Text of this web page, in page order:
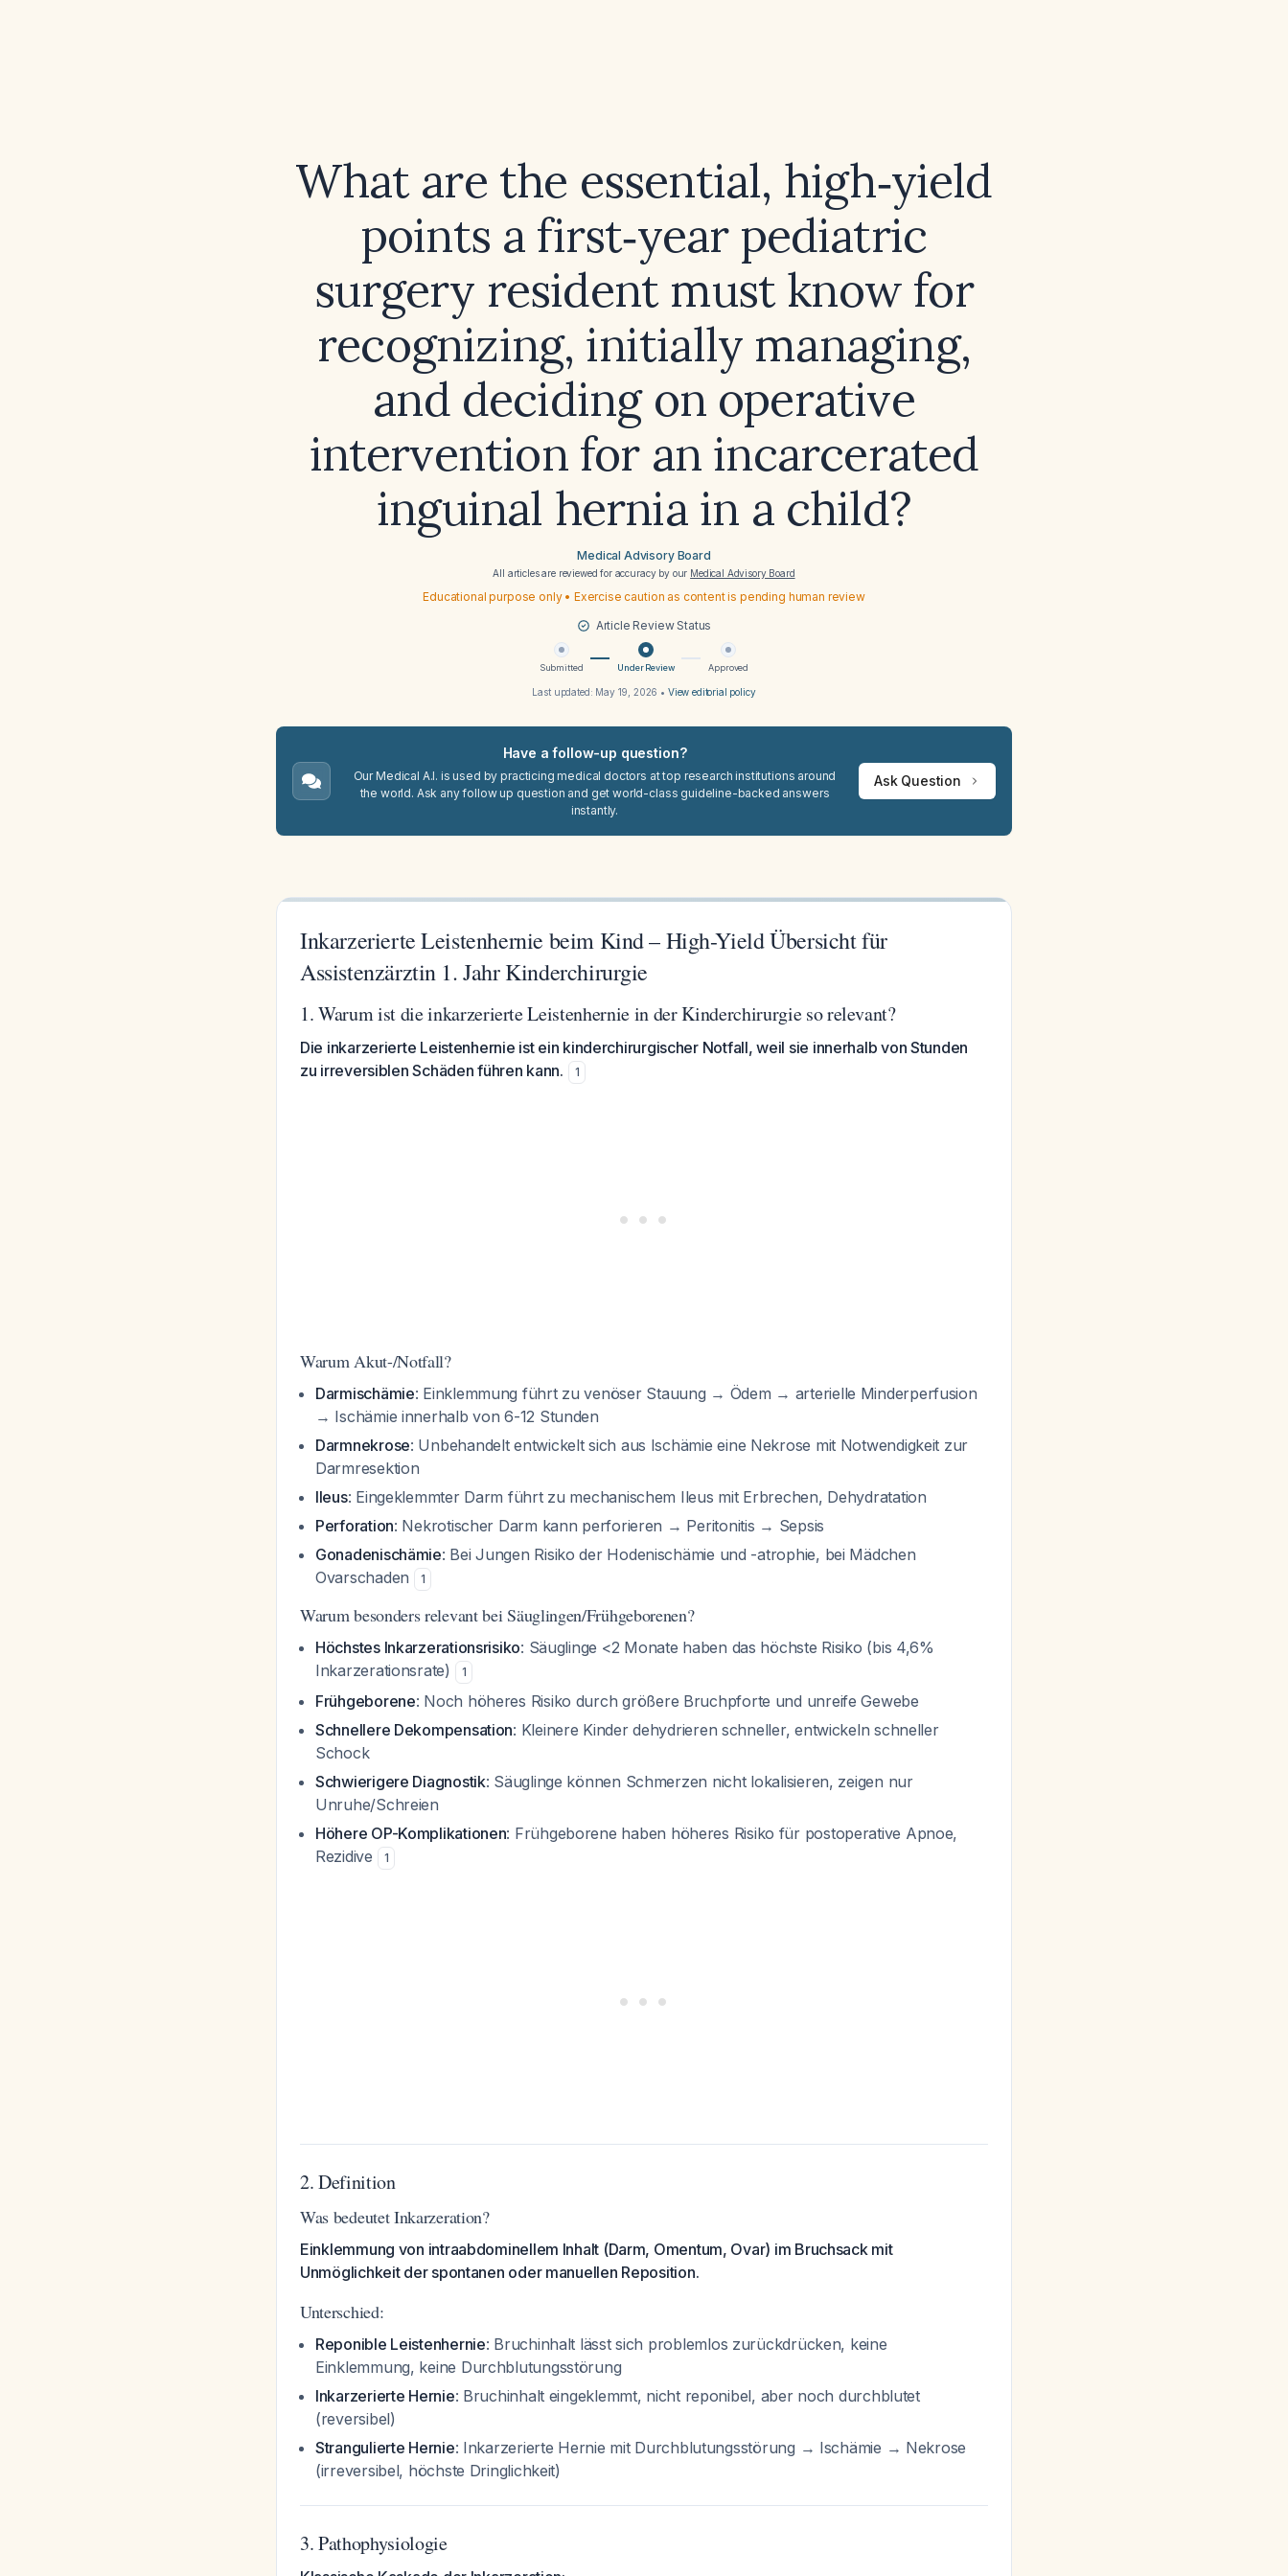
What are the essential, high‑yield
points a first‑year pediatric
surgery resident must know for
recognizing, initially managing,
and deciding on operative
intervention for an incarcerated
inguinal hernia in a child?
Medical Advisory Board
All articles are reviewed for accuracy by our Medical Advisory Board
Educational purpose only • Exercise caution as content is pending human review
Article Review Status
Submitted Under Review Approved
Last updated: May 19, 2026 • View editorial policy
Have a follow-up question?
Our Medical A.I. is used by practicing medical doctors at top research institutions around
the world. Ask any follow up question and get world-class guideline-backed answers
instantly.
Ask Question
Inkarzerierte Leistenhernie beim Kind – High-Yield Übersicht für
Assistenzärztin 1. Jahr Kinderchirurgie
1. Warum ist die inkarzerierte Leistenhernie in der Kinderchirurgie so relevant?
Die inkarzerierte Leistenhernie ist ein kinderchirurgischer Notfall, weil sie innerhalb von Stunden
zu irreversiblen Schäden führen kann.
1
Warum Akut-/Notfall?
Darmischämie: Einklemmung führt zu venöser Stauung → Ödem → arterielle Minderperfusion
→ Ischämie innerhalb von 6-12 Stunden
Darmnekrose: Unbehandelt entwickelt sich aus Ischämie eine Nekrose mit Notwendigkeit zur
Darmresektion
Ileus: Eingeklemmter Darm führt zu mechanischem Ileus mit Erbrechen, Dehydratation
Perforation: Nekrotischer Darm kann perforieren → Peritonitis → Sepsis
Gonadenischämie: Bei Jungen Risiko der Hodenischämie und -atrophie, bei Mädchen
Ovarschaden
1
Warum besonders relevant bei Säuglingen/Frühgeborenen?
Höchstes Inkarzerationsrisiko: Säuglinge <2 Monate haben das höchste Risiko (bis 4,6%
Inkarzerationsrate)
1
Frühgeborene: Noch höheres Risiko durch größere Bruchpforte und unreife Gewebe
Schnellere Dekompensation: Kleinere Kinder dehydrieren schneller, entwickeln schneller
Schock
Schwierigere Diagnostik: Säuglinge können Schmerzen nicht lokalisieren, zeigen nur
Unruhe/Schreien
Höhere OP-Komplikationen: Frühgeborene haben höheres Risiko für postoperative Apnoe,
Rezidive
1
2. Definition
Was bedeutet Inkarzeration?
Einklemmung von intraabdominellem Inhalt (Darm, Omentum, Ovar) im Bruchsack mit
Unmöglichkeit der spontanen oder manuellen Reposition.
Unterschied:
Reponible Leistenhernie: Bruchinhalt lässt sich problemlos zurückdrücken, keine
Einklemmung, keine Durchblutungsstörung
Inkarzerierte Hernie: Bruchinhalt eingeklemmt, nicht reponibel, aber noch durchblutet
(reversibel)
Strangulierte Hernie: Inkarzerierte Hernie mit Durchblutungsstörung → Ischämie → Nekrose
(irreversibel, höchste Dringlichkeit)
3. Pathophysiologie